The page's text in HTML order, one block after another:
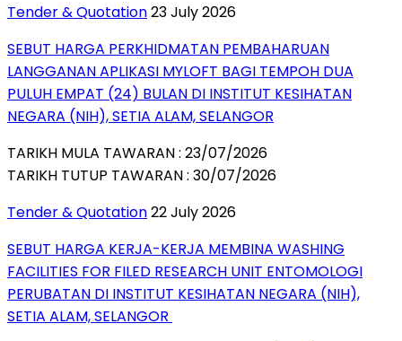
Tender & Quotation23 July 2026
SEBUT HARGA PERKHIDMATAN PEMBAHARUAN
LANGGANAN APLIKASI MYLOFT BAGI TEMPOH DUA
PULUH EMPAT (24) BULAN DI INSTITUT KESIHATAN
NEGARA (NIH), SETIA ALAM, SELANGOR
TARIKH MULA TAWARAN : 23/07/2026
TARIKH TUTUP TAWARAN : 30/07/2026
Tender & Quotation22 July 2026
SEBUT HARGA KERJA-KERJA MEMBINA WASHING
FACILITIES FOR FILED RESEARCH UNIT ENTOMOLOGI
PERUBATAN DI INSTITUT KESIHATAN NEGARA (NIH),
SETIA ALAM, SELANGOR